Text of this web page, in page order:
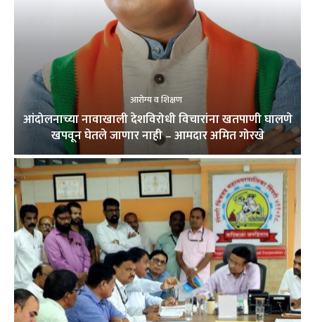
आरोग्य व शिक्षण
आंदोलनाच्या नावाखाली देशविरोधी विचारांना खतपाणी घालणे
खपवून घेतले जाणार नाही – आमदार अमित गोरखे